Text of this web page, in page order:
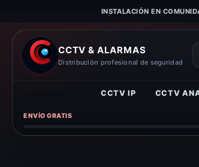
INSTALACIÓN EN
CCTV & ALARMAS
Distribución profesional de seguridad
CCTV IP CCTV
ENVÍO GRATIS